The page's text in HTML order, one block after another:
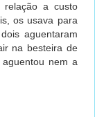
a custo
os usava para
aguentaram
na besteira de
nem a